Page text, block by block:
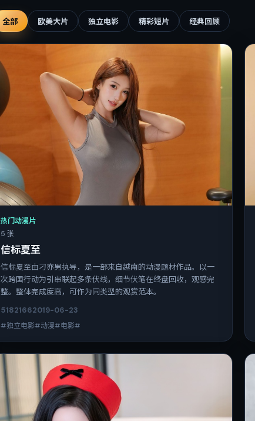
全部 欧美大片 独立电影 精彩短片 经典回顾
热门动漫片
5 张
信标夏至
信标夏至由刁亦男执导，是一部来自越南的动漫题材作品。以一
次跨国行动为引串联起多条伏线，细节伏笔在终盘回收，观感完
整。整体完成度高，可作为同类型的观赏范本。
51821662019-06-23
#独立电影#动漫#电影#